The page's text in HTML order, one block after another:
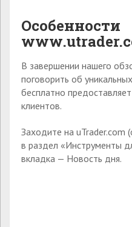
Особенности
www.ut
В завершении нашего
поговорить об
бесплатно
клиентов.
Заходите на uTrader.com
в раздел «Инструменты
вкладка — Новость дня.